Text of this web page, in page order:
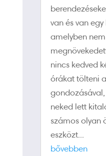
van és van
amelyben
nincs kedved
órákat tölteni
neked lett
számos olyan
eszközt...
bővebben